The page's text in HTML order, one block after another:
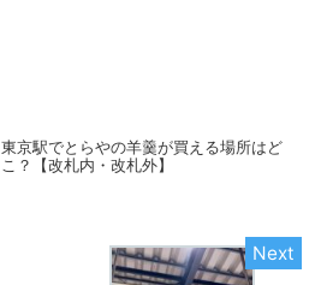
東京駅でとらやの羊羹が買える場所はど
こ？【改札内・改札外】